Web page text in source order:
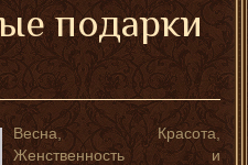
подарки
Весна, Красота,
Женственность и